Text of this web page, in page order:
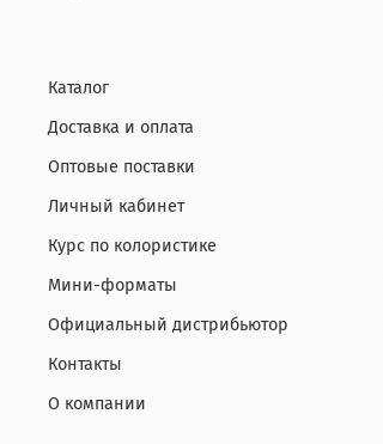
Каталог
Доставка и оплата
Оптовые поставки
Личный кабинет
Курс по колористике
Мини-форматы
Официальный дистрибьютор
Контакты
О компании